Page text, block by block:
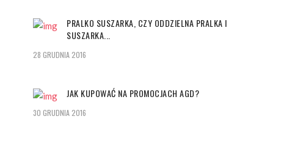
PRALKO SUSZARKA, CZY ODDZIELNA PRALKA I
SUSZARKA...
28 GRUDNIA 2016
JAK KUPOWAĆ NA PROMOCJACH AGD?
30 GRUDNIA 2016